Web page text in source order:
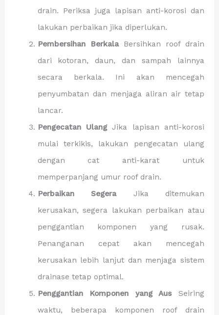
drain. Periksa juga lapisan anti-korosi dan
lakukan perbaikan jika diperlukan.
Pembersihan BerkalaBersihkan roof drain
dari kotoran, daun, dan sampah lainnya
secara berkala. Ini akan mencegah
penyumbatan dan menjaga aliran air tetap
lancar.
Pengecatan UlangJika lapisan anti-korosi
mulai terkikis, lakukan pengecatan ulang
dengan cat anti-karat untuk
memperpanjang umur roof drain.
Perbaikan SegeraJika ditemukan
kerusakan, segera lakukan perbaikan atau
penggantian komponen yang rusak.
Penanganan cepat akan mencegah
kerusakan lebih lanjut dan menjaga sistem
drainase tetap optimal.
Penggantian Komponen yang AusSeiring
waktu, beberapa komponen roof drain